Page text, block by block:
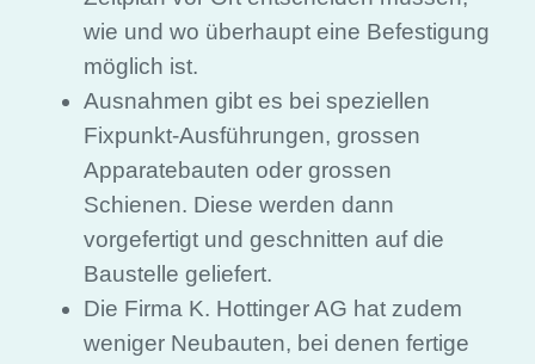
wie und wo überhaupt eine Befestigung
möglich ist.
Ausnahmen gibt es bei speziellen
Fixpunkt-Ausführungen, grossen
Apparatebauten oder grossen
Schienen. Diese werden dann
vorgefertigt und geschnitten auf die
Baustelle geliefert.
Die Firma K. Hottinger AG hat zudem
weniger Neubauten, bei denen fertige